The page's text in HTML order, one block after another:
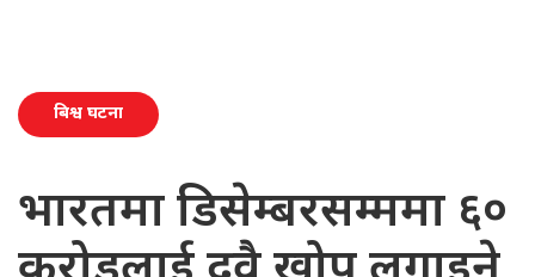
बिश्व घटना
भारतमा डिसेम्बरसम्ममा ६०